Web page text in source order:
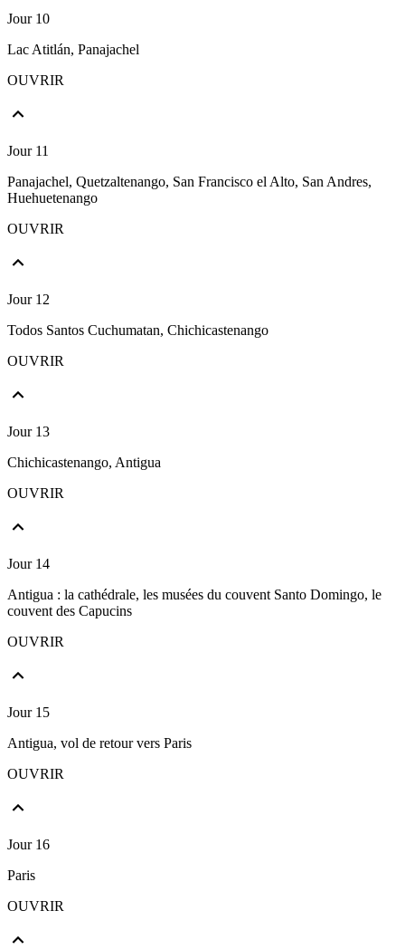
Jour 10
Lac Atitlán, Panajachel
OUVRIR
Jour 11
Panajachel, Quetzaltenango, San Francisco el Alto, San Andres,
Huehuetenango
OUVRIR
Jour 12
Todos Santos Cuchumatan, Chichicastenango
OUVRIR
Jour 13
Chichicastenango, Antigua
OUVRIR
Jour 14
Antigua : la cathédrale, les musées du couvent Santo Domingo, le
couvent des Capucins
OUVRIR
Jour 15
Antigua, vol de retour vers Paris
OUVRIR
Jour 16
Paris
OUVRIR